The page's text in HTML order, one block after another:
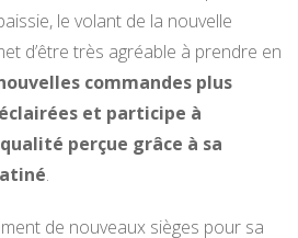
le volant de la nouvelle
d’être très agréable à prendre en
commandes plus
et participe à
perçue grâce à sa
.
de nouveaux sièges pour sa